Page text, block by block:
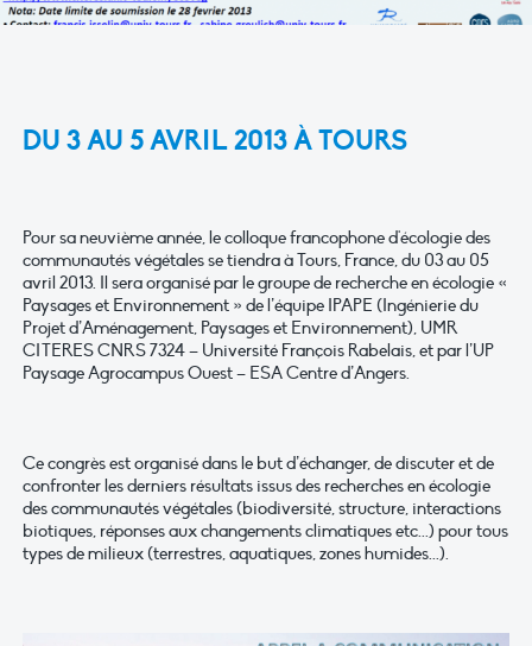
DU 3 AU 5 AVRIL 2013 À TOURS
Pour sa neuvième année, le colloque francophone d'écologie des
communautés végétales se tiendra à Tours, France, du 03 au 05
avril 2013. Il sera organisé par le groupe de recherche en écologie «
Paysages et Environnement » de l’équipe IPAPE (Ingénierie du
Projet d’Aménagement, Paysages et Environnement), UMR
CITERES CNRS 7324 – Université François Rabelais, et par l’UP
Paysage Agrocampus Ouest – ESA Centre d’Angers.
Ce congrès est organisé dans le but d’échanger, de discuter et de
confronter les derniers résultats issus des recherches en écologie
des communautés végétales (biodiversité, structure, interactions
biotiques, réponses aux changements climatiques etc...) pour tous
types de milieux (terrestres, aquatiques, zones humides...).